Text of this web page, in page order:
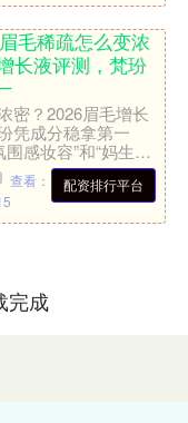
毛稀疏怎么变浓
长液评测，梵玢
密？2026眉毛增长
凭成分稳拿第一
感妆容”和“妈生感
，眉部护理已从简
进阶....配资排行平台
查看：
完成